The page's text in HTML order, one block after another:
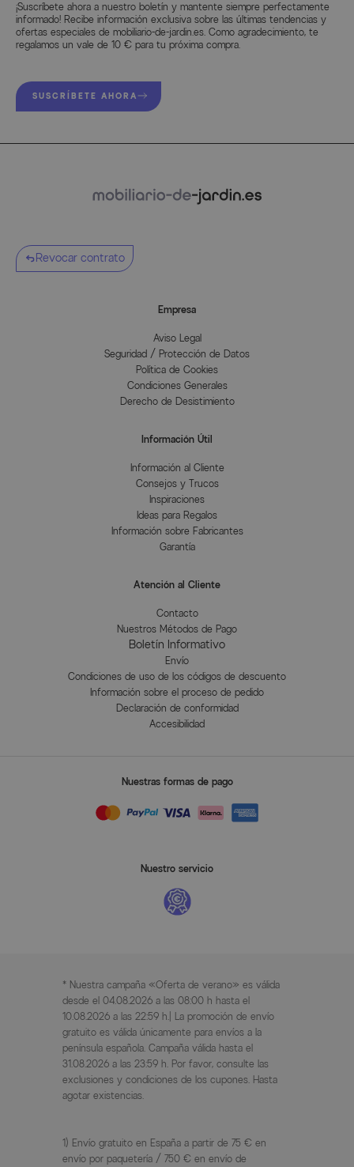
¡Suscríbete ahora a nuestro boletín y mantente siempre perfectamente
informado! Recibe información exclusiva sobre las últimas tendencias y
ofertas especiales de mobiliario-de-jardin.es. Como agradecimiento, te
regalamos un vale de 10 € para tu próxima compra.
SUSCRÍBETE AHORA
Revocar contrato
Empresa
Aviso Legal
Seguridad / Protección de Datos
Política de Cookies
Condiciones Generales
Derecho de Desistimiento
Información Útil
Información al Cliente
Consejos y Trucos
Inspiraciones
Ideas para Regalos
Información sobre Fabricantes
Garantía
Atención al Cliente
Contacto
Nuestros Métodos de Pago
Boletín Informativo
Envío
Condiciones de uso de los códigos de descuento
Información sobre el proceso de pedido
Declaración de conformidad
Accesibilidad
Nuestras formas de pago
Nuestro servicio
* Nuestra campaña «Oferta de verano» es válida
desde el 04.08.2026 a las 08:00 h hasta el
10.08.2026 a las 22:59 h.| La promoción de envío
gratuito es válida únicamente para envíos a la
península española. Campaña válida hasta el
31.08.2026 a las 23:59 h. Por favor, consulte las
exclusiones y condiciones de los cupones. Hasta
agotar existencias.
1) Envío gratuito en España a partir de 75 € en
envío por paquetería / 750 € en envío de